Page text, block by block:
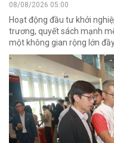
08/08/2026 05:00
Hoạt động đầu tư khởi
trương, quyết sách mạnh
một không gian rộng lớn